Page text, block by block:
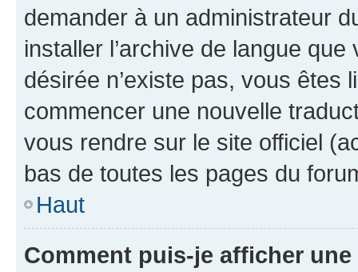
demander à un administrateur
installer l’archive de langue
désirée n’existe pas, vous êtes
commencer une nouvelle
vous rendre sur le site officiel
bas de toutes les pages du
Haut
Comment puis-je afficher